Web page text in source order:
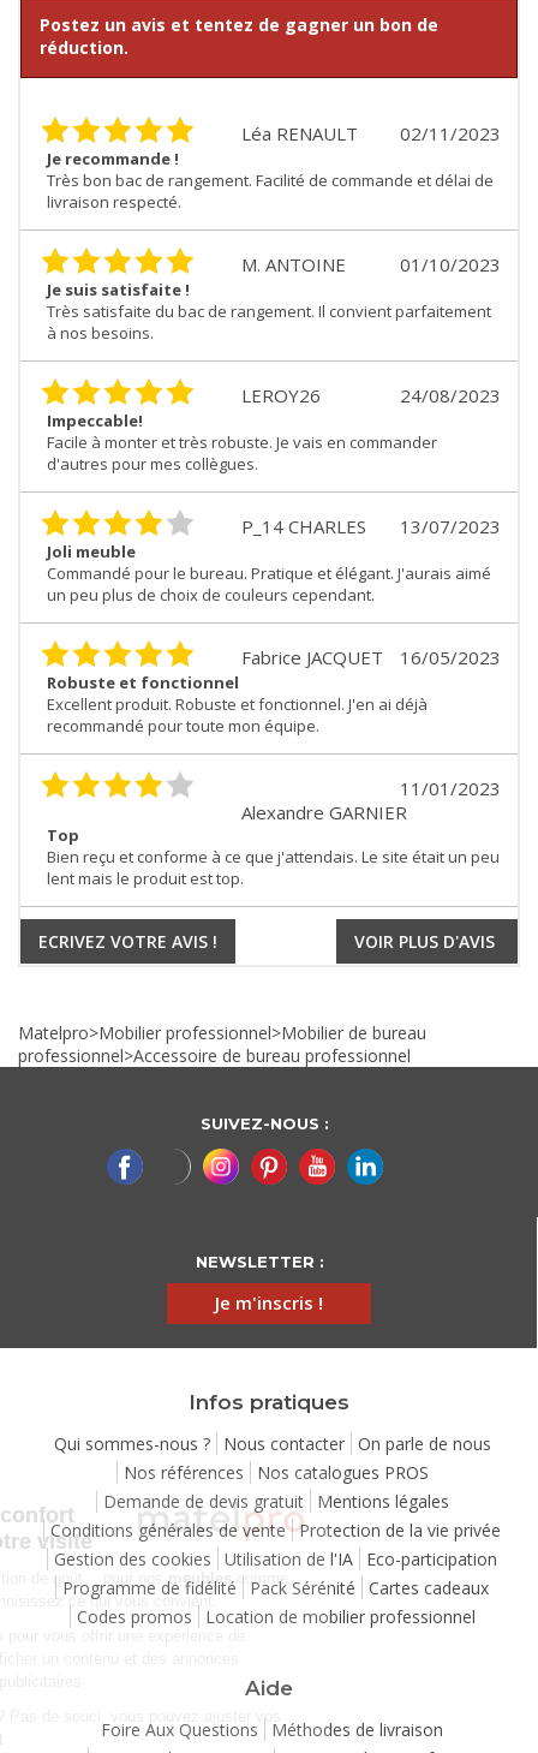
Postez un avis et tentez de gagner un bon de
réduction.
02/11/2023
Léa RENAULT
Je recommande !
Très bon bac de rangement. Facilité de commande et délai de
livraison respecté.
01/10/2023
M. ANTOINE
Je suis satisfaite !
Très satisfaite du bac de rangement. Il convient parfaitement
à nos besoins.
24/08/2023
LEROY26
Impeccable!
Facile à monter et très robuste. Je vais en commander
d'autres pour mes collègues.
13/07/2023
P_14 CHARLES
Joli meuble
Commandé pour le bureau. Pratique et élégant. J'aurais aimé
un peu plus de choix de couleurs cependant.
16/05/2023
Fabrice JACQUET
Robuste et fonctionnel
Excellent produit. Robuste et fonctionnel. J'en ai déjà
recommandé pour toute mon équipe.
11/01/2023
Alexandre GARNIER
Top
Bien reçu et conforme à ce que j'attendais. Le site était un peu
lent mais le produit est top.
ECRIVEZ VOTRE AVIS ! VOIR PLUS D'AVIS
Matelpro>Mobilier professionnel>Mobilier de bureau
professionnel>Accessoire de bureau professionnel
SUIVEZ-NOUS :
NEWSLETTER :
Je m'inscris !
Infos pratiques
Qui sommes-nous ? Nous contacter
On parle de nous
Nos références
Nos catalogues PROS
Demande de devis gratuit
Mentions légales
Conditions générales de vente Protection de la vie privée
Gestion des cookies
Utilisation de l'IA
Eco-participation
Programme de fidélité
Pack Sérénité
Cartes cadeaux
Codes promos
Location de mobilier professionnel
Aide
Foire Aux Questions
Méthodes de livraison
Continuer sans accepter
Chez Matelpro, le confort
commence dès votre visite
confort , c'est une question de goût… pour nosmeubles
comme
pour nos cookies ! Vous choisissez ce qui vous convient.
personnalisées à des fins publicitaires
Besoin de changer d’avis ? Pas de souci, vous pouvez ajuster vos
préférences à tout moment